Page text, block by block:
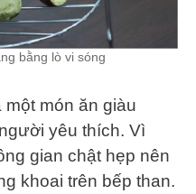
bằng lò vi sóng
món ăn giàu
yêu thích. Vì
gian chật hẹp nên
khoai trên bếp than.